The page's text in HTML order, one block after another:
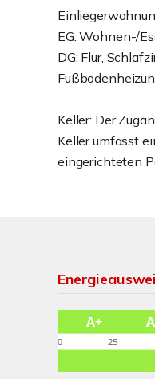
EG: Wohnen-/
DG: Flur,
Keller: Der
Keller umfasst
eingerichteten